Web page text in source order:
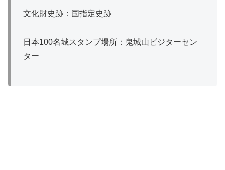
文化財史跡：国指定史跡
日本100名城スタンプ場所：鬼城山ビジターセン
ター